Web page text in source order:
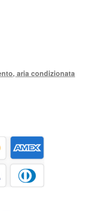
aria condizionata